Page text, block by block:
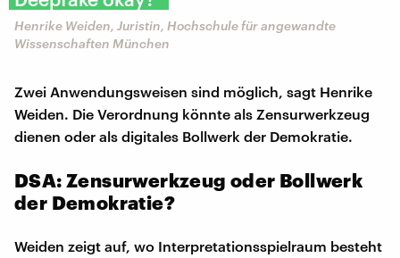
Henrike Weiden, Juristin, Hochschule für angewandte
Wissenschaften München
Zwei Anwendungsweisen sind möglich, sagt Henrike
Weiden. Die Verordnung könnte als Zensurwerkzeug
dienen oder als digitales Bollwerk der Demokratie.
DSA: Zensurwerkzeug oder Bollwerk
der Demokratie?
Weiden zeigt auf, wo Interpretationsspielraum besteht